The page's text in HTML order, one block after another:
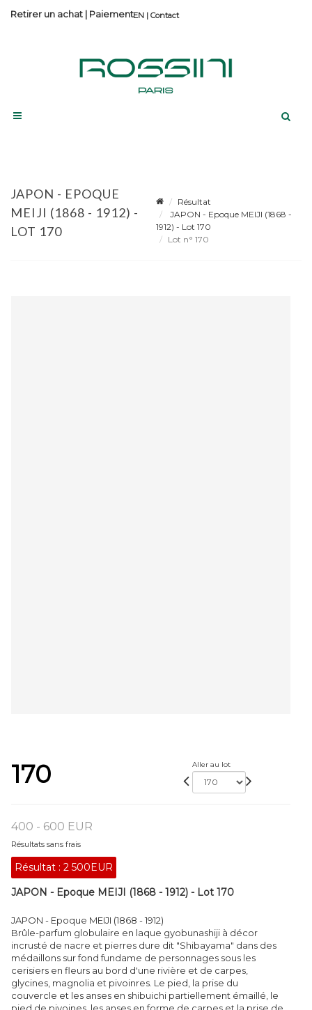
Contact
Retirer un achat | Paiement
JAPON - EPOQUE
MEIJI (1868 - 1912) -
LOT 170
Résultat
JAPON - Epoque MEIJI (1868 -
1912) - Lot 170
Lot n° 170
170 Aller au lot
400 - 600 EUR
Résultats sans frais
Résultat : 2 500EUR
JAPON - Epoque MEIJI (1868 - 1912) - Lot 170
JAPON - Epoque MEIJI (1868 - 1912)
Brûle-parfum globulaire en laque gyobunashiji à décor
incrusté de nacre et pierres dure dit "Shibayama" dans des
médaillons sur fond fundame de personnages sous les
cerisiers en fleurs au bord d'une rivière et de carpes,
glycines, magnolia et pivoinres. Le pied, la prise du
couvercle et les anses en shibuichi partiellement émaillé, le